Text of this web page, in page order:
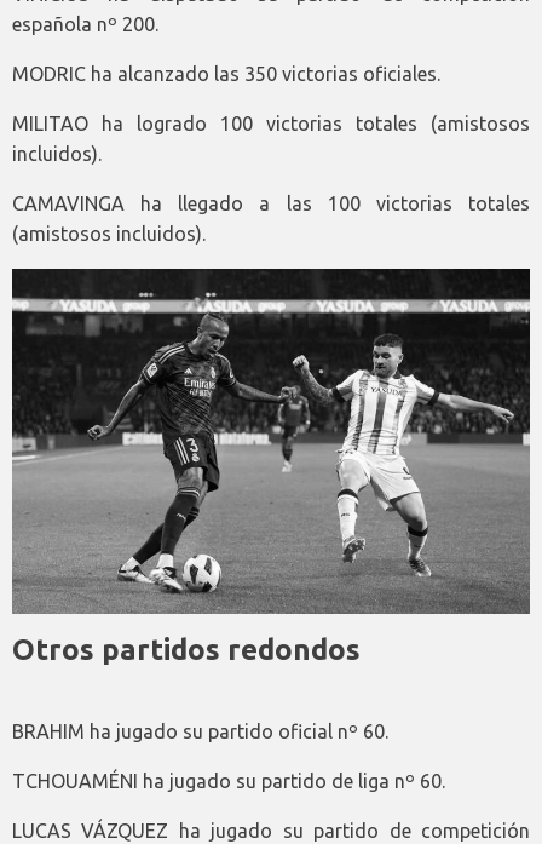
española nº 200.
MODRIC ha alcanzado las 350 victorias oficiales.
MILITAO ha logrado 100 victorias totales (amistosos
incluidos).
CAMAVINGA ha llegado a las 100 victorias totales
(amistosos incluidos).
Otros partidos redondos
BRAHIM ha jugado su partido oficial nº 60.
TCHOUAMÉNI ha jugado su partido de liga nº 60.
LUCAS VÁZQUEZ ha jugado su partido de competición